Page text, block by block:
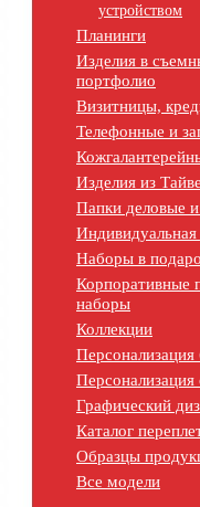
устройством
Планинги
Изделия в
портфолио
Визитницы,
Телефонные и
Изделия из
Папки деловые
Индивидуальная
Наборы в
Корпоративные
наборы
Коллекции
Персонализация
Персонализация
Графический
Каталог
Образцы
Все модели